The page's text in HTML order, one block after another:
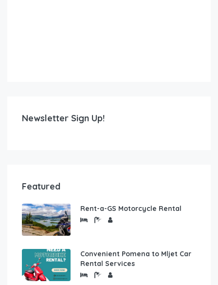
Newsletter Sign Up!
Featured
Rent-a-GS Motorcycle Rental
Convenient Pomena to Mljet Car
Rental Services